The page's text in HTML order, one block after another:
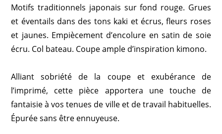
Motifs traditionnels japonais sur fond rouge. Grues
et éventails dans des tons kaki et écrus, fleurs roses
et jaunes. Empiècement d’encolure en satin de soie
écru. Col bateau. Coupe ample d’inspiration kimono.
Alliant sobriété de la coupe et exubérance de
l’imprimé, cette pièce apportera une touche de
fantaisie à vos tenues de ville et de travail habituelles.
Épurée sans être ennuyeuse.